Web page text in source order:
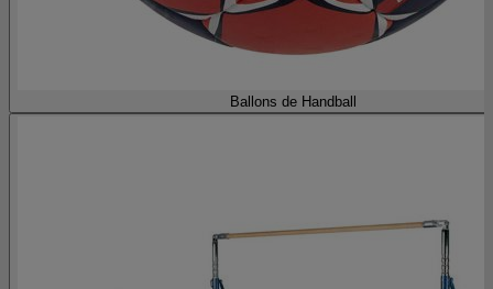
Ballons de Handball